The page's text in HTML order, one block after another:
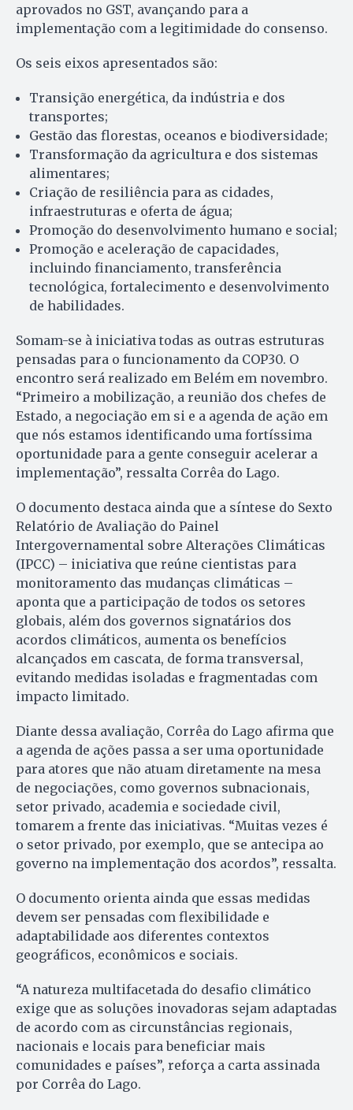
aprovados no GST, avançando para a
implementação com a legitimidade do consenso.
Os seis eixos apresentados são:
Transição energética, da indústria e dos
transportes;
Gestão das florestas, oceanos e biodiversidade;
Transformação da agricultura e dos sistemas
alimentares;
Criação de resiliência para as cidades,
infraestruturas e oferta de água;
Promoção do desenvolvimento humano e social;
Promoção e aceleração de capacidades,
incluindo financiamento, transferência
tecnológica, fortalecimento e desenvolvimento
de habilidades.
Somam-se à iniciativa todas as outras estruturas
pensadas para o funcionamento da COP30. O
encontro será realizado em Belém em novembro.
“Primeiro a mobilização, a reunião dos chefes de
Estado, a negociação em si e a agenda de ação em
que nós estamos identificando uma fortíssima
oportunidade para a gente conseguir acelerar a
implementação”, ressalta Corrêa do Lago.
O documento destaca ainda que a síntese do Sexto
Relatório de Avaliação do Painel
Intergovernamental sobre Alterações Climáticas
(IPCC) – iniciativa que reúne cientistas para
monitoramento das mudanças climáticas –
aponta que a participação de todos os setores
globais, além dos governos signatários dos
acordos climáticos, aumenta os benefícios
alcançados em cascata, de forma transversal,
evitando medidas isoladas e fragmentadas com
impacto limitado.
Diante dessa avaliação, Corrêa do Lago afirma que
a agenda de ações passa a ser uma oportunidade
para atores que não atuam diretamente na mesa
de negociações, como governos subnacionais,
setor privado, academia e sociedade civil,
tomarem a frente das iniciativas. “Muitas vezes é
o setor privado, por exemplo, que se antecipa ao
governo na implementação dos acordos”, ressalta.
O documento orienta ainda que essas medidas
devem ser pensadas com flexibilidade e
adaptabilidade aos diferentes contextos
geográficos, econômicos e sociais.
“A natureza multifacetada do desafio climático
exige que as soluções inovadoras sejam adaptadas
de acordo com as circunstâncias regionais,
nacionais e locais para beneficiar mais
comunidades e países”, reforça a carta assinada
por Corrêa do Lago.